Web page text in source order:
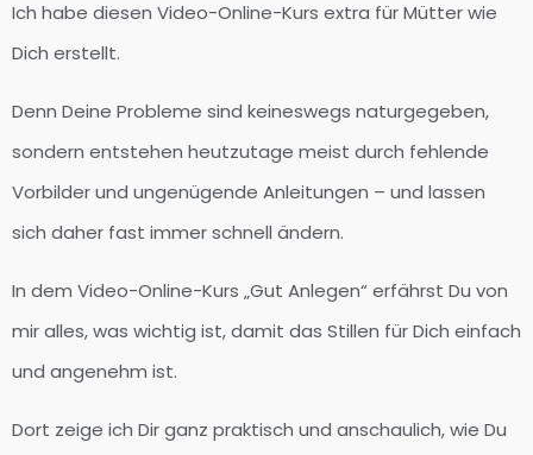
Ich habe diesen Video-Online-Kurs extra für Mütter wie
Dich erstellt.
Denn Deine Probleme sind keineswegs naturgegeben,
sondern entstehen heutzutage meist durch fehlende
Vorbilder und ungenügende Anleitungen – und lassen
sich daher fast immer schnell ändern.
In dem Video-Online-Kurs „Gut Anlegen“ erfährst Du von
mir alles, was wichtig ist, damit das Stillen für Dich einfach
und angenehm ist.
Dort zeige ich Dir ganz praktisch und anschaulich, wie Du